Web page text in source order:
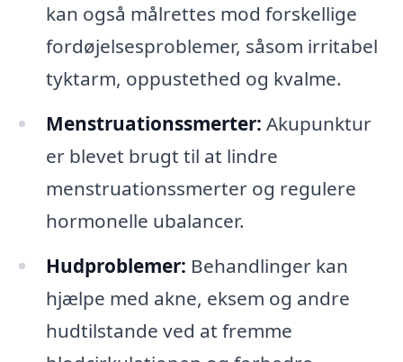
kan også målrettes mod forskellige
fordøjelsesproblemer, såsom irritabel
tyktarm, oppustethed og kvalme.
Menstruationssmerter: Akupunktur
er blevet brugt til at lindre
menstruationssmerter og regulere
hormonelle ubalancer.
Hudproblemer: Behandlinger kan
hjælpe med akne, eksem og andre
hudtilstande ved at fremme